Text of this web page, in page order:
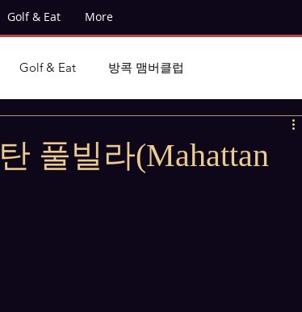
Golf & Eat More
Golf & Eat 방콕 맴버클럽
풀빌라(Mahattan